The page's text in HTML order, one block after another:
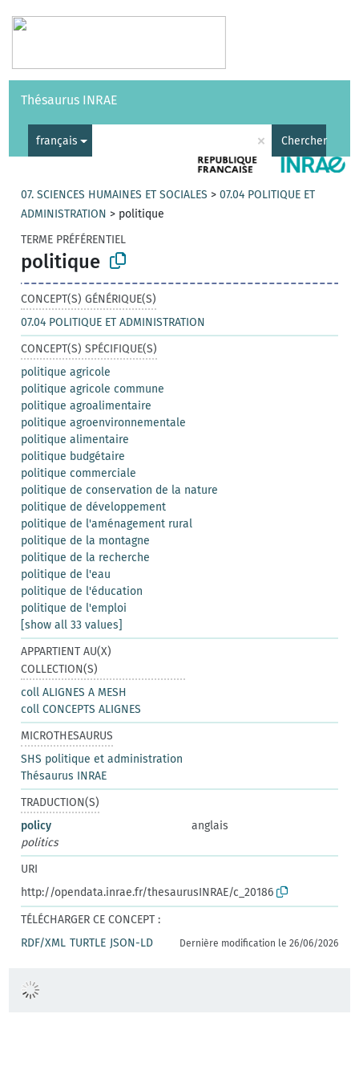
Vocabulaires API
Thésaurus INRAE
français × Chercher
07. SCIENCES HUMAINES ET SOCIALES >07.04 POLITIQUE ET
ADMINISTRATION > politique
TERME PRÉFÉRENTIEL
politique
CONCEPT(S) GÉNÉRIQUE(S)
07.04 POLITIQUE ET ADMINISTRATION
CONCEPT(S) SPÉCIFIQUE(S)
politique agricole
politique agricole commune
politique agroalimentaire
politique agroenvironnementale
politique alimentaire
politique budgétaire
politique commerciale
politique de conservation de la nature
politique de développement
politique de l'aménagement rural
politique de la montagne
politique de la recherche
politique de l'eau
politique de l'éducation
politique de l'emploi
[show all 33 values]
APPARTIENT AU(X)
COLLECTION(S)
coll ALIGNES A MESH
coll CONCEPTS ALIGNES
MICROTHESAURUS
SHS politique et administration
Thésaurus INRAE
TRADUCTION(S)
policy
anglais
politics
URI
http://opendata.inrae.fr/thesaurusINRAE/c_20186
TÉLÉCHARGER CE CONCEPT :
RDF/XML TURTLE JSON-LD Dernière modification le 26/06/2026